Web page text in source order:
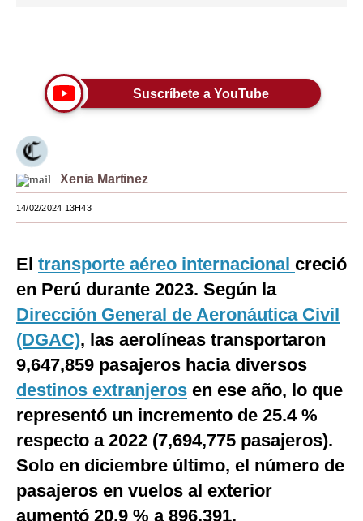
Viajes
Moda
Estilos
Mundo
EEUU
Internacional
Tecnología
Club del Suscriptor
G de Gestión
Notas Contratadas
Suscríbete a YouTube
Xenia Martinez
14/02/2024 13H43
El transporte aéreo internacional creció
en Perú durante 2023. Según la
Dirección General de Aeronáutica Civil
(DGAC), las aerolíneas transportaron
9,647,859 pasajeros hacia diversos
destinos extranjeros en ese año, lo que
representó un incremento de 25.4 %
respecto a 2022 (7,694,775 pasajeros).
Solo en diciembre último, el número de
pasajeros en vuelos al exterior
aumentó 20.9 % a 896,391.